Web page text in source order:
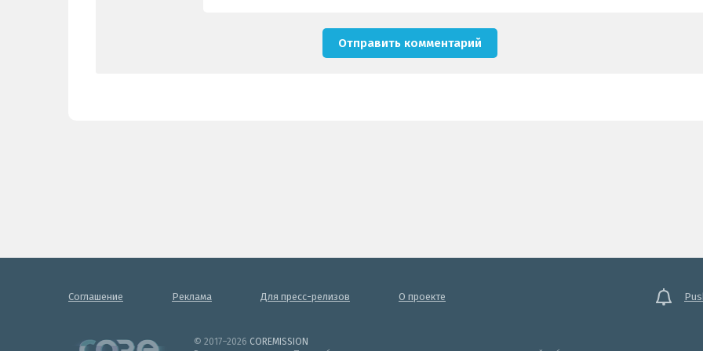
Соглашение Реклама Для пресс-релизов О проекте
© 2017–2026 COREMISSION